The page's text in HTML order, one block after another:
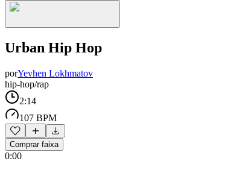
Urban Hip Hop
porYevhen Lokhmatov
hip-hop/rap
2:14
107 BPM
Comprar faixa
0:00